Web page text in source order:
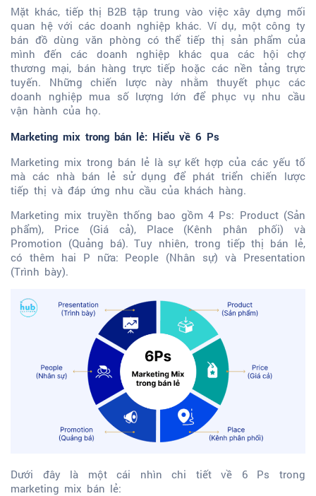
Mặt khác, tiếp thị B2B tập trung vào việc xây dựng mối
quan hệ với các doanh nghiệp khác. Ví dụ, một công ty
bán đồ dùng văn phòng có thể tiếp thị sản phẩm của
mình đến các doanh nghiệp khác qua các hội chợ
thương mại, bán hàng trực tiếp hoặc các nền tảng trực
tuyến. Những chiến lược này nhằm thuyết phục các
doanh nghiệp mua số lượng lớn để phục vụ nhu cầu
vận hành của họ.
Marketing mix trong bán lẻ: Hiểu về 6 Ps
Marketing mix trong bán lẻ là sự kết hợp của các yếu tố
mà các nhà bán lẻ sử dụng để phát triển chiến lược
tiếp thị và đáp ứng nhu cầu của khách hàng.
Marketing mix truyền thống bao gồm 4 Ps: Product (Sản
phẩm), Price (Giá cả), Place (Kênh phân phối) và
Promotion (Quảng bá). Tuy nhiên, trong tiếp thị bán lẻ,
có thêm hai P nữa: People (Nhân sự) và Presentation
(Trình bày).
Dưới đây là một cái nhìn chi tiết về 6 Ps trong
marketing mix bán lẻ: